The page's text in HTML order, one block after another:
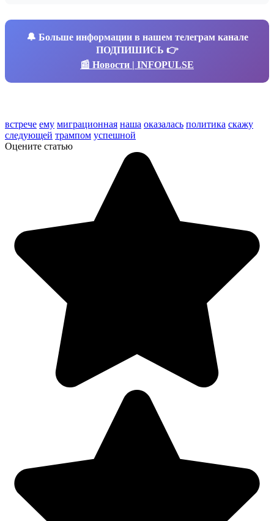
🔔 Больше информации в нашем телеграм канале
ПОДПИШИСЬ 👉
📰 Новости | INFOPULSE
встрече ему миграционная наша оказалась политика скажу
следующей трампом успешной
Оцените статью